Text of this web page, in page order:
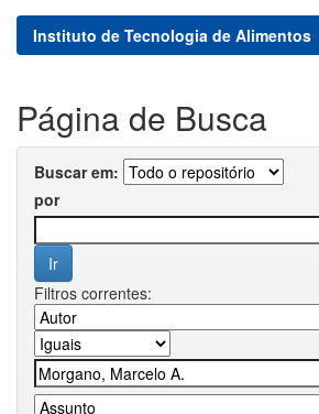
Instituto de Tecnologia de Alimentos
Página de Busca
Buscar em:
por
Filtros correntes: